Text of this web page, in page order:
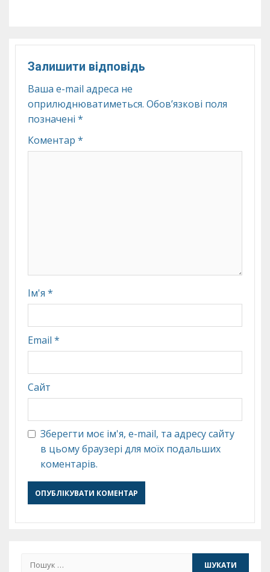
Залишити відповідь
Ваша e-mail адреса не
оприлюднюватиметься. Обов’язкові поля
позначені *
Коментар *
Ім'я *
Email *
Сайт
Зберегти моє ім'я, e-mail, та адресу сайту
в цьому браузері для моїх подальших
коментарів.
Пошук: